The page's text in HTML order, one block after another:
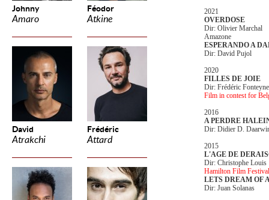
Johnny
Amaro
Féodor
Atkine
David
Atrakchi
Frédéric
Attard
2021
OVERDOSE
Dir: Olivier Marchal
Amazone
ESPERANDO A
Dir: David Pujol
2020
FILLES DE JOIE
Dir: Frédéric
Film in contest for
2016
A PERDRE
Dir: Didier D.
2015
L'AGE DE
Dir: Christophe Louis
Hamilton Film
LETS DREAM OF
Dir: Juan Solanas